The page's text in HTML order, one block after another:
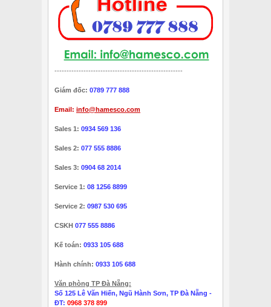
-----------------------------------------------------
Giám đốc: 0789 777 888
Email: info@hamesco.com
Sales 1: 0934 569 136
Sales 2: 077 555 8886
Sales 3: 0904 68 2014
Service 1: 08 1256 8899
Service 2: 0987 530 695
CSKH 077 555 8886
Kế toán: 0933 105 688
Hành chính: 0933 105 688
Văn phòng TP Đà Nẵng:
Số 125 Lê Văn Hiến, Ngũ Hành Sơn, TP Đà Nẵng -
ĐT: 0968 378 899